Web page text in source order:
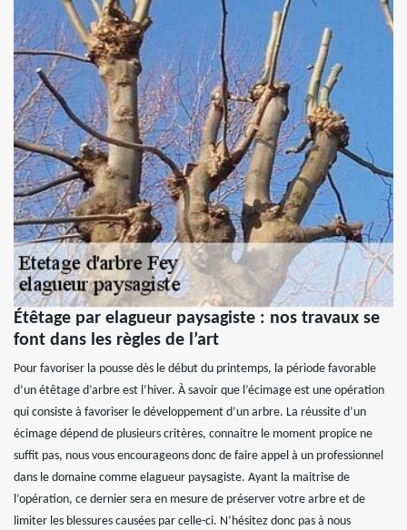
Étêtage par elagueur paysagiste : nos travaux se
font dans les règles de l’art
Pour favoriser la pousse dès le début du printemps, la période favorable
d’un étêtage d’arbre est l’hiver. À savoir que l’écimage est une opération
qui consiste à favoriser le développement d’un arbre. La réussite d’un
écimage dépend de plusieurs critères, connaitre le moment propice ne
suffit pas, nous vous encourageons donc de faire appel à un professionnel
dans le domaine comme elagueur paysagiste. Ayant la maitrise de
l’opération, ce dernier sera en mesure de préserver votre arbre et de
limiter les blessures causées par celle-ci. N’hésitez donc pas à nous